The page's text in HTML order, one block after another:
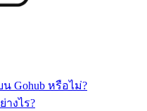
Gohub หรือไม่?
างไร?